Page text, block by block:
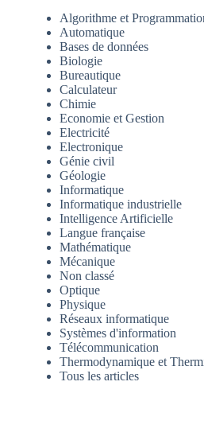
Algorithme et
Automatique
Bases de données
Biologie
Bureautique
Calculateur
Chimie
Economie et Gestion
Electricité
Electronique
Génie civil
Géologie
Informatique
Informatique industrielle
Intelligence Artificielle
Langue française
Mathématique
Mécanique
Non classé
Optique
Physique
Réseaux informatique
Systèmes d'information
Télécommunication
Thermodynamique et
Tous les articles